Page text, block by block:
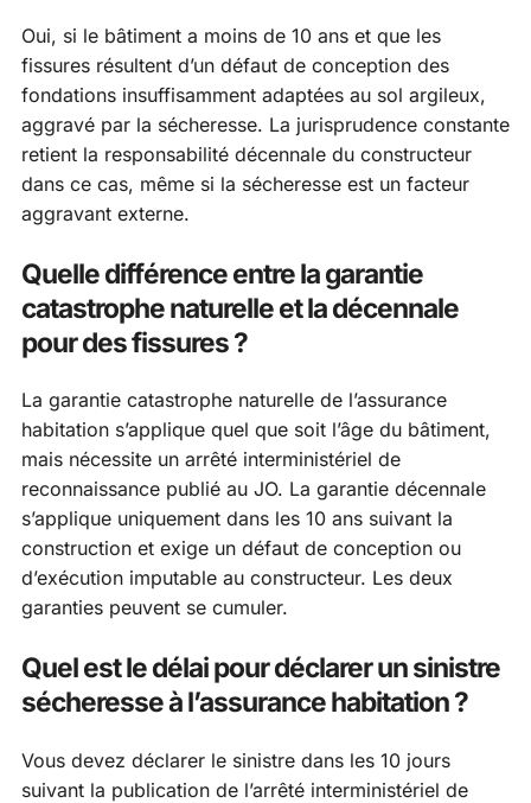
Oui, si le bâtiment a moins de 10 ans et que les
fissures résultent d’un défaut de conception des
fondations insuffisamment adaptées au sol argileux,
aggravé par la sécheresse. La jurisprudence constante
retient la responsabilité décennale du constructeur
dans ce cas, même si la sécheresse est un facteur
aggravant externe.
Quelle différence entre la garantie
catastrophe naturelle et la décennale
pour des fissures ?
La garantie catastrophe naturelle de l’assurance
habitation s’applique quel que soit l’âge du bâtiment,
mais nécessite un arrêté interministériel de
reconnaissance publié au JO. La garantie décennale
s’applique uniquement dans les 10 ans suivant la
construction et exige un défaut de conception ou
d’exécution imputable au constructeur. Les deux
garanties peuvent se cumuler.
Quel est le délai pour déclarer un sinistre
sécheresse à l’assurance habitation ?
Vous devez déclarer le sinistre dans les 10 jours
suivant la publication de l’arrêté interministériel de